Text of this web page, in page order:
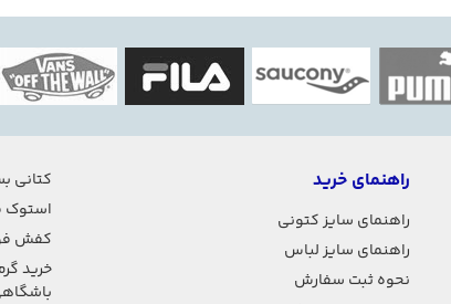
راهنمای خرید
راهنمای سایز کتونی
راهنمای سایز لباس
نحوه ثبت سفارش
کتانی
استوک
کفش
خرید